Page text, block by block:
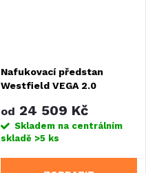
Nafukovací předstan
Westfield VEGA 2.0
od 24 509 Kč
Skladem na centrálním
skladě >5 ks